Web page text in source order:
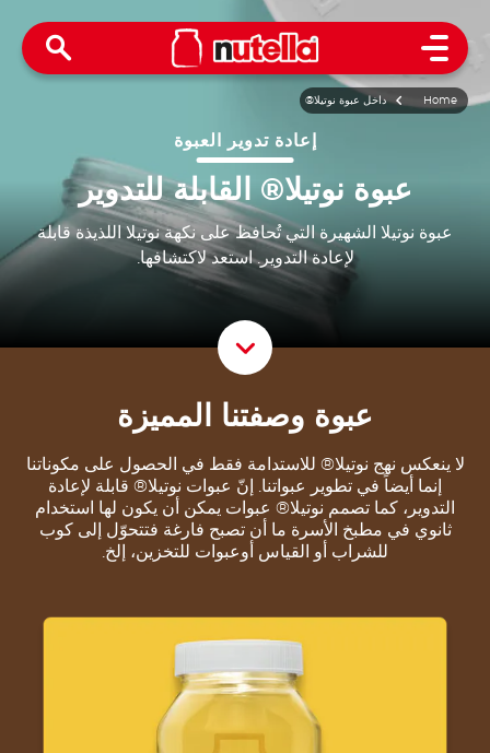
Open Menu
Home داخل عبوة نوتيلا®
إعادة تدوير العبوة
عبوة نوتيلا® القابلة للتدوير
عبوة نوتيلا الشهيرة التي تُحافظ على نكهة نوتيلا اللذيذة قابلة
لإعادة التدوير. استعد لاكتشافها.
Down
عبوة وصفتنا المميزة
لا ينعكس نهج نوتيلا® للاستدامة فقط في الحصول على مكوناتنا
إنما أيضاً في تطوير عبواتنا. إنّ عبوات نوتيلا® قابلة لإعادة
التدوير، كما تصمم نوتيلا® عبوات يمكن أن يكون لها استخدام
ثانوي في مطبخ الأسرة ما أن تصبح فارغة فتتحوّل إلى كوب
للشراب أو القياس أوعبوات للتخزين، إلخ.